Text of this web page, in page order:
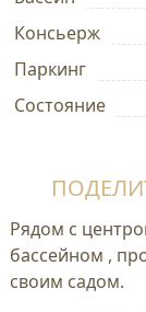
Консьерж
Паркинг
Состояние
Рядом с
бассейном ,
своим садом.